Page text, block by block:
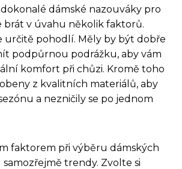
dámské nazouváky pro
brát v úvahu několik faktorů.
určitě pohodlí. Měly by být dobře
podpůrnou podrážku, aby vám
komfort při chůzi. Kromě toho
z kvalitních materiálů, aby
a nezničily se po jednom
faktorem při výběru dámských
trendy. Zvolte si